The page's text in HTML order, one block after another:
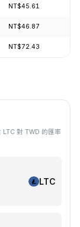
NT$45.61
NT$46.87
NT$72.43
對 TWD 的匯率
LTC